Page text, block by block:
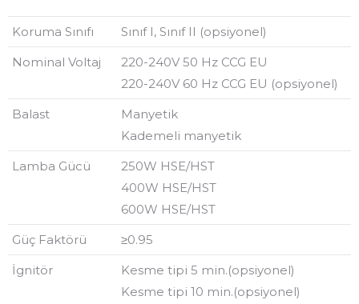
Koruma Sınıfı
Sınıf I, Sınıf II (opsiyonel)
Nominal Voltaj
220-240V 50 Hz CCG EU
220-240V 60 Hz CCG EU (opsiyonel)
Balast
Manyetik
Kademeli manyetik
Lamba Gücü
250W HSE/HST
400W HSE/HST
600W HSE/HST
Güç Faktörü
≥0.95
İgnitör
Kesme tipi 5 min.(opsiyonel)
Kesme tipi 10 min.(opsiyonel)